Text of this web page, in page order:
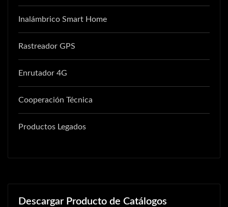
Inalámbrico Smart Home
Rastreador GPS
Enrutador 4G
Cooperación Técnica
Productos Legados
Descargar Producto de Catálogos